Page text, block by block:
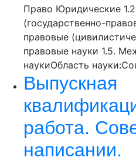
Право Юридические
(государственно-
правовые
правовые науки 1.5.
наукиОбласть
Выпускная
работа.
написании.